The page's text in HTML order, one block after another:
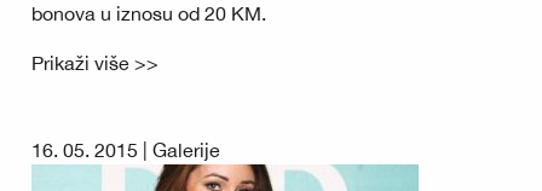
bonova u iznosu od 20 KM.
Prikaži više >>
16. 05. 2015 | Galerije